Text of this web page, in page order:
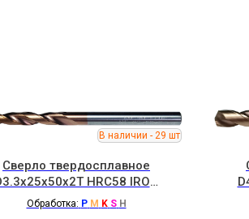
Сверло твердосплавное
HRC58 IRON
ROOT
Обработка: P M K S H